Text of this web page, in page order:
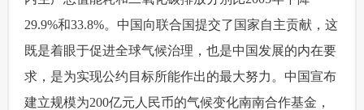
29.9%和33.8%。中国向联合国提交了国家自主贡献，这
既是着眼于促进全球气候治理，也是中国发展的内在要
求，是为实现公约目标所能作出的最大努力。中国宣布
建立规模为200亿元人民币的气候变化南南合作基金，